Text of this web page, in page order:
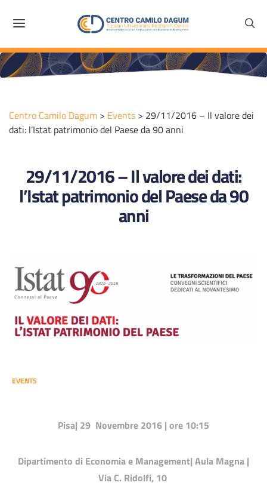
Centro Camilo Dagum > Events > 29/11/2016 – Il valore dei
dati: l’Istat patrimonio del Paese da 90 anni
29/11/2016 – Il valore dei dati:
l’Istat patrimonio del Paese da 90
anni
EVENTS
Pisa| 29 Novembre 2016 | ore 10:15
Dipartimento di Economia e Management| Aula Magna |
Via C. Ridolfi, 10